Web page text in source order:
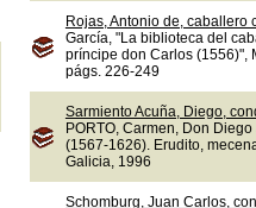
Rojas, Antonio de, caballero
García, "La biblioteca del
príncipe don Carlos (1556)",
págs. 226-249
Sarmiento Acuña, Diego,
PORTO, Carmen, Don
(1567-1626). Erudito,
Galicia, 1996
Schomburg, Juan Carlos,